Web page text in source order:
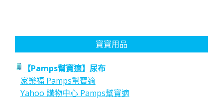
寶寶用品
【Pamps幫寶適】尿布
家樂福 Pamps幫寶適
Yahoo 購物中心 Pamps幫寶適